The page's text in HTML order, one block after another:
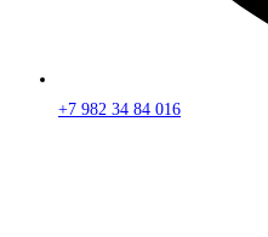
+7 982 34 84 016